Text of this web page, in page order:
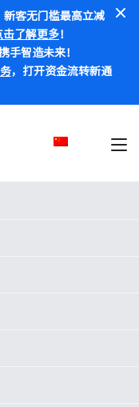
客无门槛最高立减
击了解更多！
手智造未来！
，打开资金流转新通